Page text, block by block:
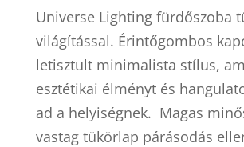
Universe Lighting fürdőszoba
világítással. Érintőgombos
letisztult minimalista stílus,
esztétikai élményt és
ad a helyiségnek. Magas
vastag tükörlap párásodás